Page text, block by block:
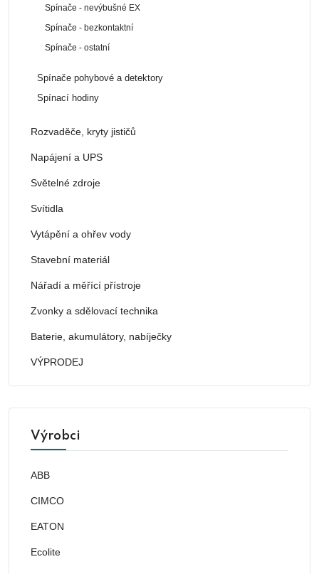
Spínače - nevýbušné EX
Spínače - bezkontaktní
Spínače - ostatní
Spínače pohybové a detektory
Spínací hodiny
Rozvaděče, kryty jističů
Napájení a UPS
Světelné zdroje
Svítidla
Vytápění a ohřev vody
Stavební materiál
Nářadí a měřící přístroje
Zvonky a sdělovací technika
Baterie, akumulátory, nabíječky
VÝPRODEJ
Výrobci
ABB
CIMCO
EATON
Ecolite